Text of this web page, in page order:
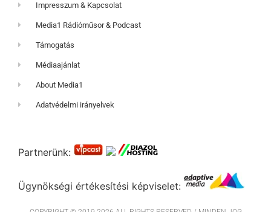
Impresszum & Kapcsolat
Media1 Rádióműsor & Podcast
Támogatás
Médiaajánlat
About Media1
Adatvédelmi irányelvek
Partnerünk:
Ügynökségi értékesítési képviselet: